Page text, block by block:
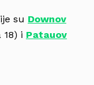
su Downov
18) i Patauov